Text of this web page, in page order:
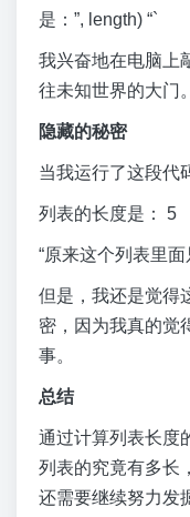
是：”, length) “`
我兴奋地在电脑上
往未知世界的大门。
隐藏的秘密
当我运行了这段代
列表的长度是： 5
“原来这个列表里面
但是，我还是觉得
密，因为我真的觉
事。
总结
通过计算列表长度
列表的究竟有多长
还需要继续努力发